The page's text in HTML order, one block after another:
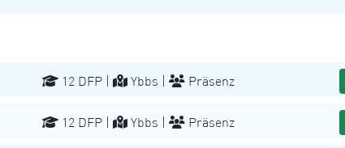
12 DFP | Ybbs | Präsenz
12 DFP | Ybbs | Präsenz